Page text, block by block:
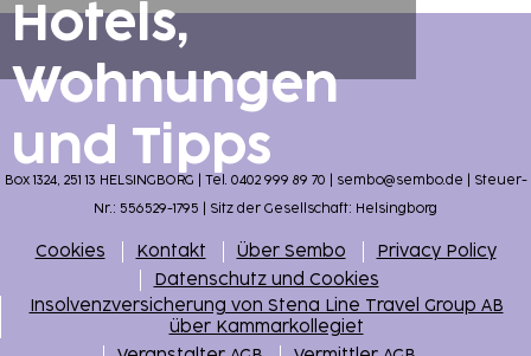
Hotels,
Wohnungen
und Tipps
Box 1324, 251 13 HELSINGBORG | Tel. 0402 999 89 70 | sembo@sembo.de | Steuer-
Nr.: 556529-1795 | Sitz der Gesellschaft: Helsingborg
Cookies Kontakt Über Sembo
Privacy Policy
Datenschutz und Cookies
Insolvenzversicherung von Stena Line Travel Group AB
über Kammarkollegiet